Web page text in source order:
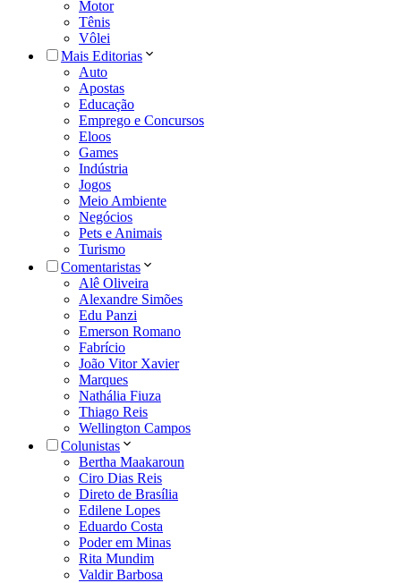
Motor
Tênis
Vôlei
Mais Editorias
Auto
Apostas
Educação
Emprego e Concursos
Eloos
Games
Indústria
Jogos
Meio Ambiente
Negócios
Pets e Animais
Turismo
Comentaristas
Alê Oliveira
Alexandre Simões
Edu Panzi
Emerson Romano
Fabrício
João Vitor Xavier
Marques
Nathália Fiuza
Thiago Reis
Wellington Campos
Colunistas
Bertha Maakaroun
Ciro Dias Reis
Direto de Brasília
Edilene Lopes
Eduardo Costa
Poder em Minas
Rita Mundim
Valdir Barbosa